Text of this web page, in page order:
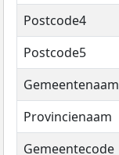
Postcode4
Postcode5
Gemeentenaam
Provincienaam
Gemeentecode